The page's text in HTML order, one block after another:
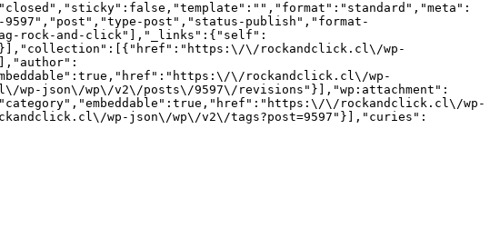
post","status-publish","format-
rock-and-click"],"_links":{"self":
\/rockandclick.cl\/wp-
\/rockandclick.cl\/wp-
json\/wp\/v2\/posts\/9597\/revisions"}],"wp:attachment":
\/rockandclick.cl\/wp-
wp-json\/wp\/v2\/tags?post=9597"}],"curies":